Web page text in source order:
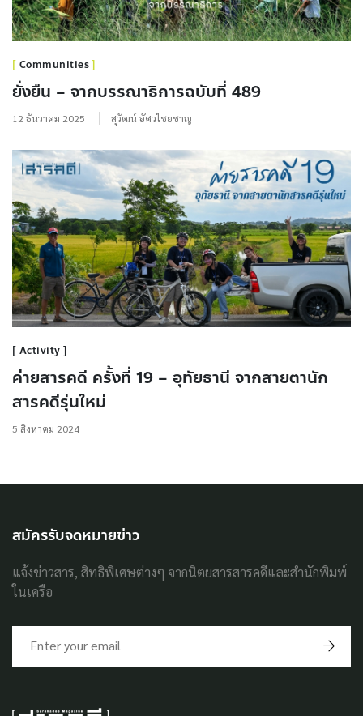
Communities
ยั่งยืน – จากบรรณาธิการฉบับที่ 489
12 ธันวาคม 2025 สุวัฒน์ อัศวไชยชาญ
Activity
ค่ายสารคดี ครั้งที่ 19 – อุทัยธานี จากสายตานัก
สารคดีรุ่นใหม่
5 สิงหาคม 2024
สมัครรับจดหมายข่าว
แจ้งข่าวสาร, สิทธิพิเศษต่างๆ จากนิตยสารสารคดีและสำนักพิมพ์
ในเครือ